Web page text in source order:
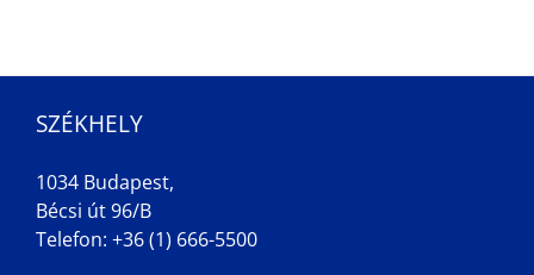
SZÉKHELY
1034 Budapest,
Bécsi út 96/B
Telefon: +36 (1) 666-5500